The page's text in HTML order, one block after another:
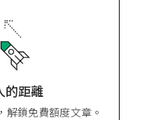
的距離
鎖免費額度文章。